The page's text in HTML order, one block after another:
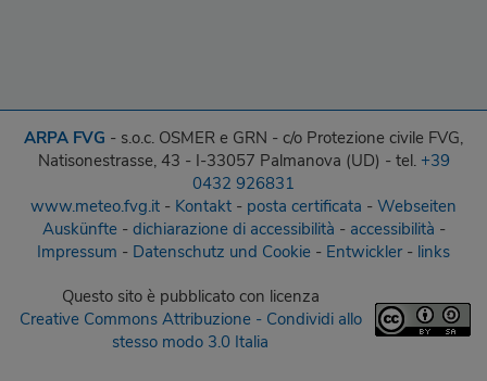
ARPA FVG - s.o.c. OSMER e GRN - c/o Protezione civile FVG,
Natisonestrasse, 43 - I-33057 Palmanova (UD) - tel. +39
0432 926831
www.meteo.fvg.it - Kontakt - posta certificata - Webseiten
Auskünfte - dichiarazione di accessibilità - accessibilità -
Impressum - Datenschutz und Cookie - Entwickler- links
Questo sitoè pubblicato con licenza
Creative Commons Attribuzione - Condividi allo
stesso modo 3.0 Italia